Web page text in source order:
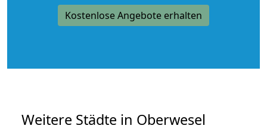
Kostenlose Angebote erhalten
Weitere Städte in Oberwesel